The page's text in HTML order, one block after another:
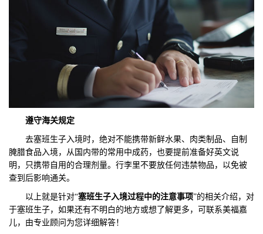
遵守海关规定
去塞班生子入境时，绝对不能携带新鲜水果、肉类制品、自制
腌腊食品入境，从国内带的常用中成药，也要提前准备好英文说
明，只携带自用的合理剂量。行李里不要放任何违禁物品，以免被
查到后影响通关。
以上就是针对“塞班生子入境过程中的注意事项”的相关介绍，对
于塞班生子，如果还有不明白的地方或想了解更多，可联系美福嘉
儿，由专业顾问为您详细解答！